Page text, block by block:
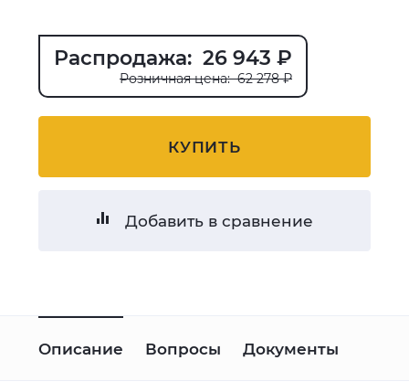
Распродажа: 26 943 ₽
Розничная цена: 62 278 ₽
КУПИТЬ
Добавить в сравнение
Описание Вопросы Документы